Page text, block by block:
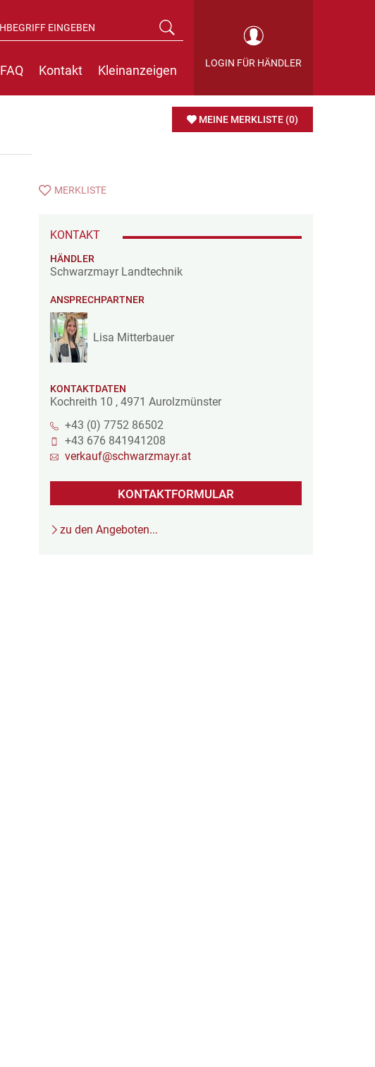
LOGIN FÜR HÄNDLER
FAQ Kontakt Kleinanzeigen
MEINE MERKLISTE (0)
MERKLISTE
KONTAKT
HÄNDLER
Schwarzmayr Landtechnik
ANSPRECHPARTNER
Lisa Mitterbauer
KONTAKTDATEN
Kochreith 10 , 4971 Aurolzmünster
+43 (0) 7752 86502
+43 676 841941208
verkauf@schwarzmayr.at
KONTAKTFORMULAR
zu den Angeboten...